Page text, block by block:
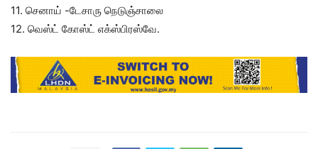
11. செனாய் -டேசாரு நெடுஞ்சாலை
12. வெஸ்ட் கோஸ்ட் எக்ஸ்பிரஸ்வே.